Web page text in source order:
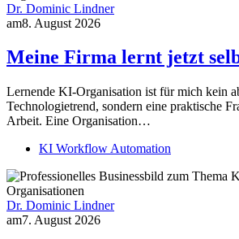
Dr. Dominic Lindner
am8. August 2026
Meine Firma lernt jetzt
Lernende KI-Organisation ist für mich kein
Technologietrend, sondern eine praktische
Arbeit. Eine Organisation…
KI Workflow Automation
Dr. Dominic Lindner
am7. August 2026